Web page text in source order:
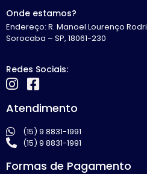
Onde estamos?
Endereço: R. Manoel Lourenço
Sorocaba – SP, 18061-230
Redes Sociais:
Atendimento
(15) 9 8831-1991
(15) 9 8831-1991
Formas de Pagamento